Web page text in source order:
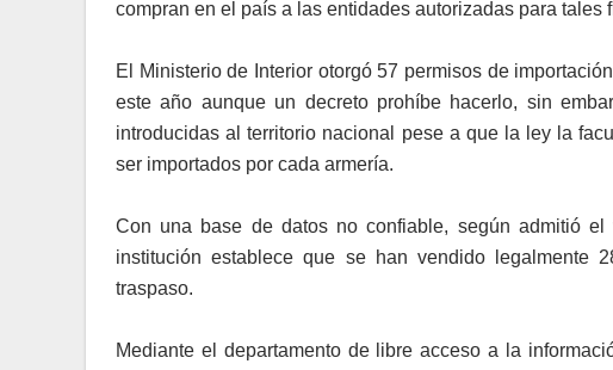
compran en el país a las entidades autorizadas para tales
El Ministerio de Interior otorgó 57 permisos de
este año aunque un decreto prohíbe hacerlo, sin
introducidas al territorio nacional pese a que la ley la
ser importados por cada armería.
Con una base de datos no confiable, según admitió
institución establece que se han vendido legalmente
traspaso.
Mediante el departamento de libre acceso a la